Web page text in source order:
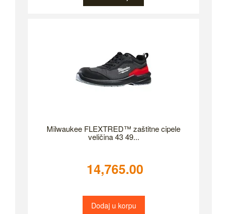
Milwaukee FLEXTRED™ zaštitne cipele
veličina 43 49...
14,765.00
Dodaj u korpu